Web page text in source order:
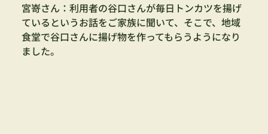
宮嵜さん：利用者の谷口さんが毎日トンカツを揚げ
ているというお話をご家族に聞いて、そこで、地域
食堂で谷口さんに揚げ物を作ってもらうようになり
ました。